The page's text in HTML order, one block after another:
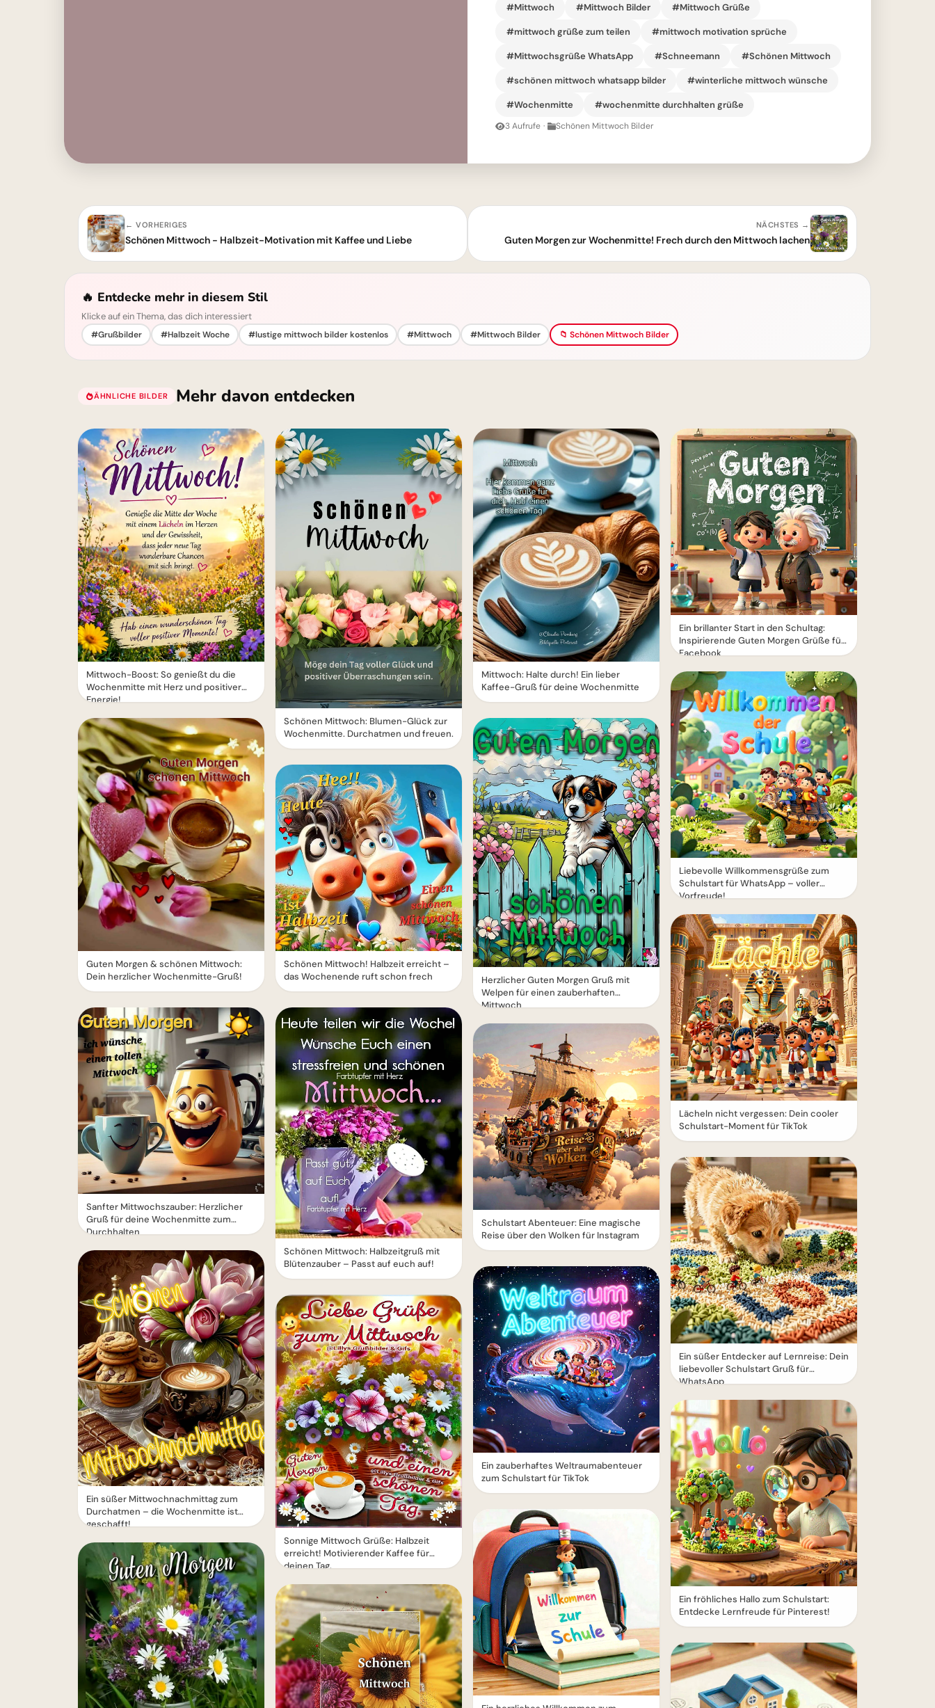
#Mittwoch #Mittwoch Bilder #Mittwoch Grüße
#mittwoch grüße zum teilen #mittwoch motivation sprüche
#Mittwochsgrüße WhatsApp #Schneemann #Schönen Mittwoch
#schönen mittwoch whatsapp bilder #winterliche mittwoch wünsche
#Wochenmitte #wochenmitte durchhalten grüße
3 Aufrufe · Schönen Mittwoch Bilder
← VORHERIGES
Schönen Mittwoch - Halbzeit-Motivation mit Kaffee und Liebe
NÄCHSTES →
Guten Morgen zur Wochenmitte! Frech durch den Mittwoch lachen
🔥 Entdecke mehr in diesem Stil
Klicke auf ein Thema, das dich interessiert
#Grußbilder #Halbzeit Woche #lustige mittwoch bilder kostenlos #Mittwoch #Mittwoch Bilder 📁 Schönen Mittwoch Bilder
ÄHNLICHE BILDER Mehr davon entdecken
Mittwoch-Boost: So genießt du die
Wochenmitte mit Herz und positiver
Energie!
Guten Morgen & schönen Mittwoch:
Dein herzlicher Wochenmitte-Gruß!
Sanfter Mittwochszauber: Herzlicher
Gruß für deine Wochenmitte zum
Durchhalten
Ein süßer Mittwochnachmittag zum
Durchatmen – die Wochenmitte ist
geschafft!
Schönen Mittwoch: Blumen-Glück zur
Wochenmitte. Durchatmen und freuen.
Schönen Mittwoch! Halbzeit erreicht –
das Wochenende ruft schon frech
Schönen Mittwoch: Halbzeitgruß mit
Blütenzauber – Passt auf euch auf!
Sonnige Mittwoch Grüße: Halbzeit
erreicht! Motivierender Kaffee für
deinen Tag.
Mittwoch: Halte durch! Ein lieber
Kaffee-Gruß für deine Wochenmitte
Herzlicher Guten Morgen Gruß mit
Welpen für einen zauberhaften
Mittwoch
Schulstart Abenteuer: Eine magische
Reise über den Wolken für Instagram
Ein zauberhaftes Weltraumabenteuer
zum Schulstart für TikTok
Ein brillanter Start in den Schultag:
Inspirierende Guten Morgen Grüße für
Facebook
Liebevolle Willkommensgrüße zum
Schulstart für WhatsApp – voller
Vorfreude!
Lächeln nicht vergessen: Dein cooler
Schulstart-Moment für TikTok
Ein süßer Entdecker auf Lernreise: Dein
liebevoller Schulstart Gruß für
WhatsApp
Ein fröhliches Hallo zum Schulstart:
Entdecke Lernfreude für Pinterest!